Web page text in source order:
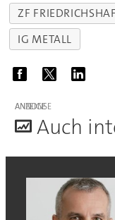
ZF
IG METALL
ANZEIGE
Auch